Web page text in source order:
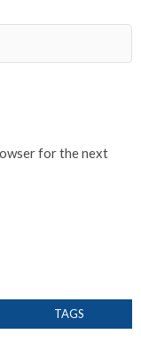
for the next
TAGS